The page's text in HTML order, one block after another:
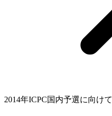
2014年ICPC国内予選に向けて